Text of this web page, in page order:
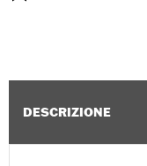
DESCRIZIONE